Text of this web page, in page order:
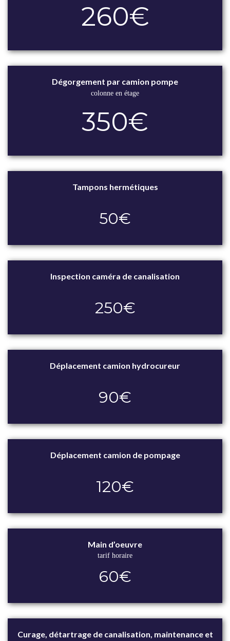
260€
Dégorgement par camion pompe
colonne en étage
350€
Tampons hermétiques
50€
Inspection caméra de canalisation
250€
Déplacement camion hydrocureur
90€
Déplacement camion de pompage
120€
Main d’oeuvre
tarif horaire
60€
Curage, détartrage de canalisation, maintenance et